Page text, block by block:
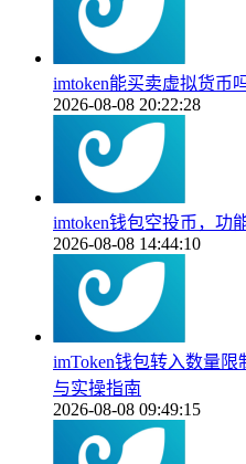
imtoken能买卖虚拟货币
2026-08-08 20:22:28
imtoken钱包空投币，功
2026-08-08 14:44:10
imToken钱包转入数量
与实操指南
2026-08-08 09:49:15